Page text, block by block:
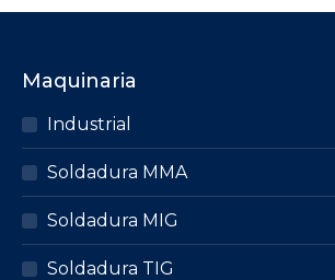
Maquinaria
Industrial
Soldadura MMA
Soldadura MIG
Soldadura TIG